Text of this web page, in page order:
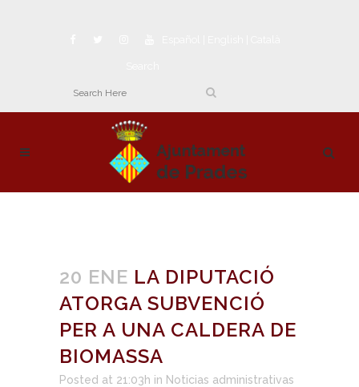
20 ENE LA DIPUTACIÓ
ATORGA SUBVENCIÓ
PER A UNA CALDERA DE
BIOMASSA
Posted at 21:03h in Noticias administrativas